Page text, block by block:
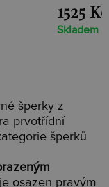
1525 Kč
Skladem
šperky z
prvotřídní
šperků
osazen pravým